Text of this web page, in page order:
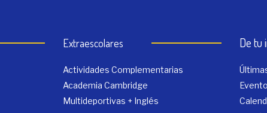
Extraescolares
Actividades Complementarias
Academia Cambridge
Multideportivas + Inglés
De tu